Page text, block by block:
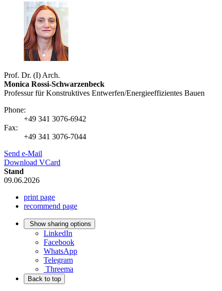
Prof. Dr. (I) Arch.
Monica Rossi-Schwarzenbeck
Professur für Konstruktives Entwerfen/Energieeffizientes Bauen
Phone:
+49 341 3076-6942
Fax:
+49 341 3076-7044
Send e-Mail
Download VCard
Stand
09.06.2026
print page
recommend page
Show sharing options
LinkedIn
Facebook
WhatsApp
Telegram
Threema
Back to top